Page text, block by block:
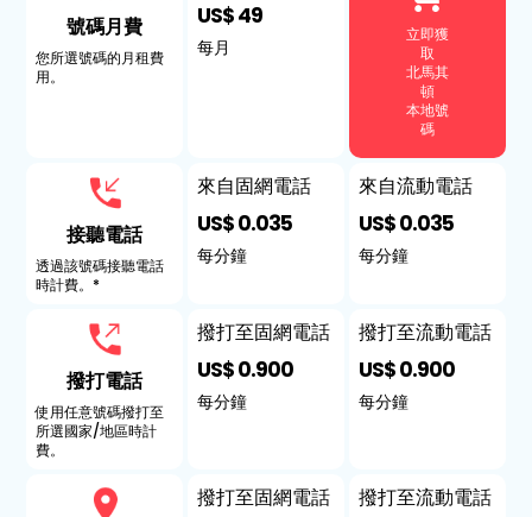
號碼月費
您所選號碼的月租費
用。
接聽電話
透過該號碼接聽電話
時計費。*
撥打電話
使用任意號碼撥打至
所選國家/地區時計
費。
US$ 49
每月
來自固網電話
US$ 0.035
每分鐘
撥打至固網電話
US$ 0.900
每分鐘
撥打至固網電話
立即獲
取
北馬其
頓
本地號
碼
來自流動電話
US$ 0.035
每分鐘
撥打至流動電話
US$ 0.900
每分鐘
撥打至流動電話